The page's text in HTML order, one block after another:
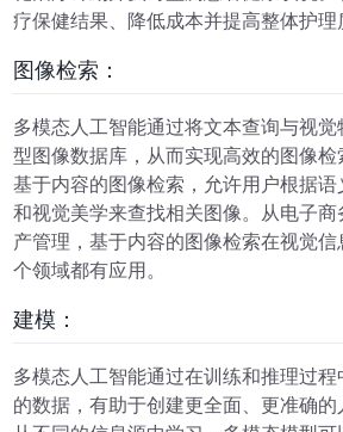
疗保健结果、降低成本并提高整体护理
图像检索：
多模态人工智能通过将文本查询与视
型图像数据库，从而实现高效的图像
基于内容的图像检索，允许用户根据语
和视觉美学来查找相关图像。从电子
产管理，基于内容的图像检索在视觉
个领域都有应用。
建模：
多模态人工智能通过在训练和推理过
的数据，有助于创建更全面、更准确